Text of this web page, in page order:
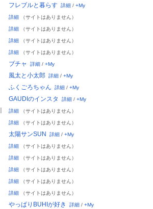
フレブルと暮らす 詳細/ +My
詳細（サイトはありません）
詳細（サイトはありません）
詳細（サイトはありません）
詳細（サイトはありません）
ブチャ 詳細/ +My
風太と小太郎 詳細/ +My
ふくごろちゃん 詳細/ +My
GAUDIのインスタ 詳細/ +My
詳細（サイトはありません）
詳細（サイトはありません）
太陽サンSUN 詳細/ +My
詳細（サイトはありません）
詳細（サイトはありません）
詳細（サイトはありません）
詳細（サイトはありません）
詳細（サイトはありません）
やっぱりBUHIが好き 詳細/ +My